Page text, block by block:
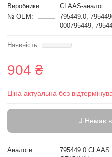
Виробники
CLAAS-аналог
№ OEM:
795449.0,
000795449,
904 ₴
Ціна актуальна без
Немає в
Аналоги
795449.0 CLAAS